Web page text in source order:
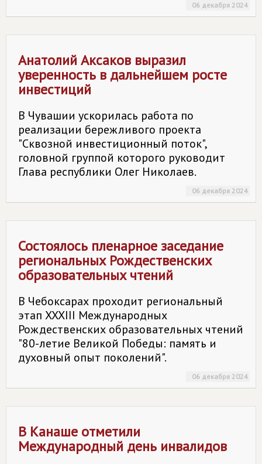
06 декабря 2024
Анатолий Аксаков выразил
уверенность в дальнейшем росте
инвестиций
В Чувашии ускорилась работа по
реализации бережливого проекта
"Сквозной инвестиционный поток",
головной группой которого руководит
Глава республики Олег Николаев.
06 декабря 2024
Состоялось пленарное заседание
региональных Рождественских
образовательных чтений
В Чебоксарах проходит региональный
этап XXXIII Международных
Рождественских образовательных чтений
"80-летие Великой Победы: память и
духовный опыт поколений".
06 декабря 2024
В Канаше отметили
Международный день инвалидов